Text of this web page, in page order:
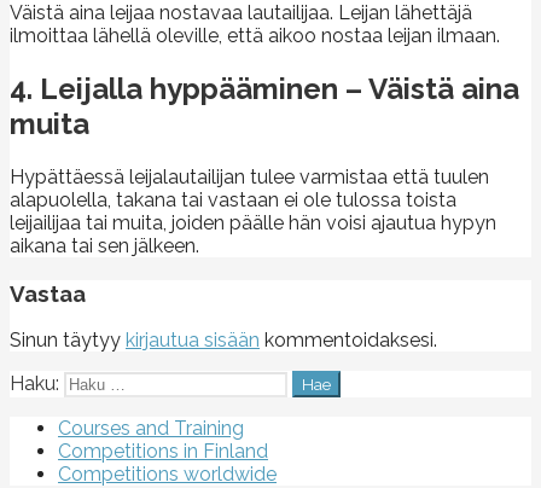
Väistä aina leijaa nostavaa lautailijaa. Leijan lähettäjä
ilmoittaa lähellä oleville, että aikoo nostaa leijan ilmaan.
4. Leijalla hyppääminen – Väistä aina
muita
Hypättäessä leijalautailijan tulee varmistaa että tuulen
alapuolella, takana tai vastaan ei ole tulossa toista
leijailijaa tai muita, joiden päälle hän voisi ajautua hypyn
aikana tai sen jälkeen.
Vastaa
Sinun täytyy kirjautua sisään kommentoidaksesi.
Haku:
Courses and Training
Competitions in Finland
Competitions worldwide